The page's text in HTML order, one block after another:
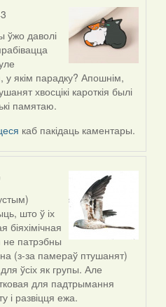
ўжо даволі
якім парадку? Апошнім,
хвосцікі кароткія былі
памятаю.
каб пакідаць каментары.
што ў іх
біяхімічная
не патрэбны
(з-за памераў птушанят)
ўсіх як групы. Але
для падтрымання
і развіцця ежа.